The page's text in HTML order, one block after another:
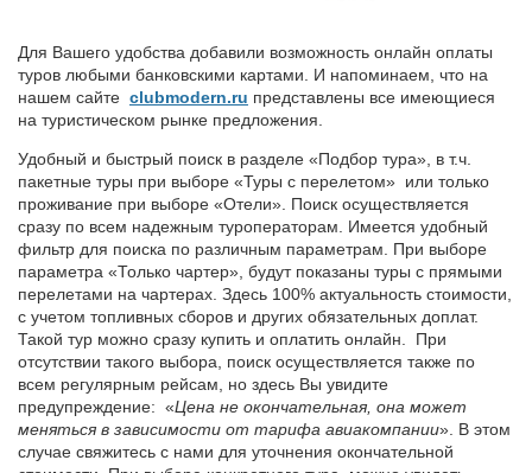
Для Вашего удобства добавили возможность онлайн оплаты
туров любыми банковскими картами. И напоминаем, что на
нашем сайте сlubmodern.ru представлены все имеющиеся
на туристическом рынке предложения.
Удобный и быстрый поиск в разделе «Подбор тура», в т.ч.
пакетные туры при выборе «Туры с перелетом» или только
проживание при выборе «Отели». Поиск осуществляется
сразу по всем надежным туроператорам. Имеется удобный
фильтр для поиска по различным параметрам. При выборе
параметра «Только чартер», будут показаны туры с прямыми
перелетами на чартерах. Здесь 100% актуальность стоимости,
с учетом топливных сборов и других обязательных доплат.
Такой тур можно сразу купить и оплатить онлайн. При
отсутствии такого выбора, поиск осуществляется также по
всем регулярным рейсам, но здесь Вы увидите
предупреждение: «Цена не окончательная, она может
меняться в зависимости от тарифа авиакомпании». В этом
случае свяжитесь с нами для уточнения окончательной